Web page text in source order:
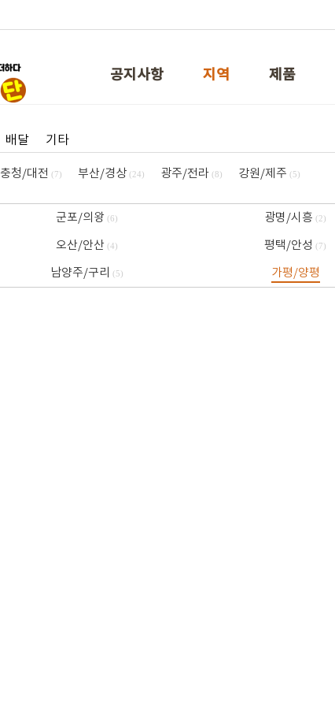
공지사항 지역 제품
배달 기타
충청/대전 (7) 부산/경상 (24) 광주/전라 (8) 강원/제주 (5)
군포/의왕 (6) 광명/시흥(2)
오산/안산 (4) 평택/안성(7)
남양주/구리 (5) 가평/양평